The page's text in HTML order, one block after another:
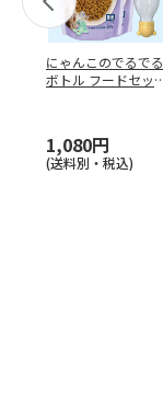
にゃんこのでるでる
ボトル フードセッ
1,080円
(送料別・税込)